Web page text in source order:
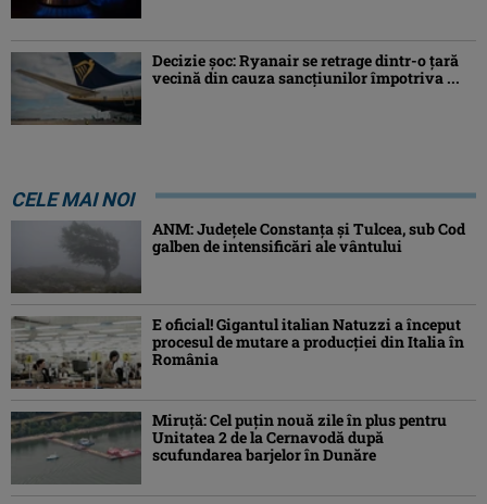
Decizie șoc: Ryanair se retrage dintr-o țară
vecină din cauza sancțiunilor împotriva ...
CELE MAI NOI
ANM: Judeţele Constanţa şi Tulcea, sub Cod
galben de intensificări ale vântului
E oficial! Gigantul italian Natuzzi a început
procesul de mutare a producției din Italia în
România
Miruță: Cel puțin nouă zile în plus pentru
Unitatea 2 de la Cernavodă după
scufundarea barjelor în Dunăre